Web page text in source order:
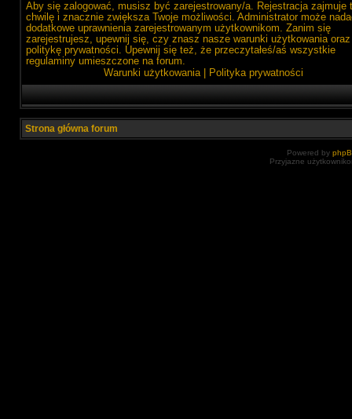
Aby się zalogować, musisz być zarejestrowany/a. Rejestracja zajmuje
chwilę i znacznie zwiększa Twoje możliwości. Administrator może
dodatkowe uprawnienia zarejestrowanym użytkownikom. Zanim się
zarejestrujesz, upewnij się, czy znasz nasze warunki użytkowania oraz
politykę prywatności. Upewnij się też, że przeczytałeś/aś wszystkie
regulaminy umieszczone na forum.
Warunki użytkowania| Polityka prywatności
Strona główna forum
Powered by
Przyjazne